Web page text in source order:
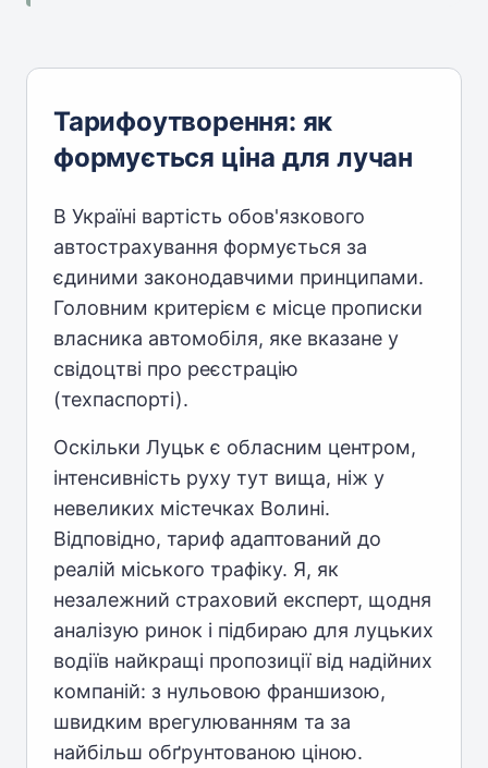
Тарифоутворення: як
формується ціна для лучан
В Україні вартість обов'язкового
автострахування формується за
єдиними законодавчими принципами.
Головним критерієм є місце прописки
власника автомобіля, яке вказане у
свідоцтві про реєстрацію
(техпаспорті).
Оскільки Луцьк є обласним центром,
інтенсивність руху тут вища, ніж у
невеликих містечках Волині.
Відповідно, тариф адаптований до
реалій міського трафіку. Я, як
незалежний страховий експерт, щодня
аналізую ринок і підбираю для луцьких
водіїв найкращі пропозиції від надійних
компаній: з нульовою франшизою,
швидким врегулюванням та за
найбільш обґрунтованою ціною.